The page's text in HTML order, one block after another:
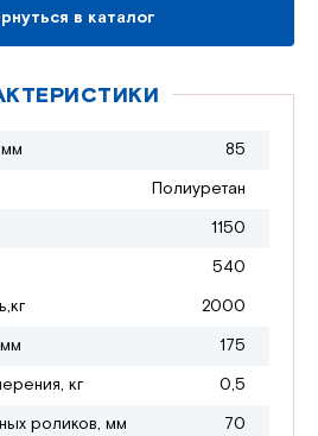
в каталог
85
Полиуретан
1150
540
2000
175
кг
0,5
роликов, мм
70